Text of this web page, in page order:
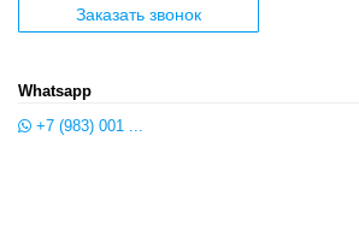
Заказать звонок
Whatsapp
+7 (983) 001 ...